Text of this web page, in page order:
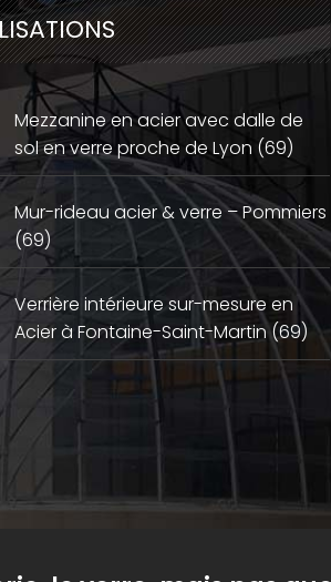
Mezzanine en acier avec dalle de
sol en verre proche de Lyon (69)
Mur-rideau acier & verre – Pommiers
(69)
Verrière intérieure sur-mesure en
Acier à Fontaine-Saint-Martin (69)